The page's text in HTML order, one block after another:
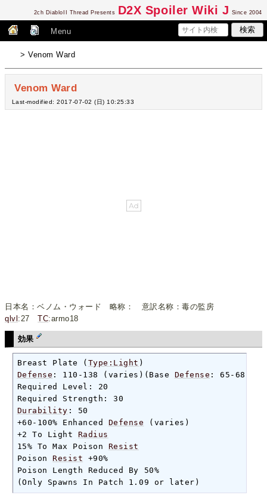
2ch DiabloII Thread Presents D2X Spoiler Wiki J Since 2004
Menu
> Venom Ward
Venom Ward
Last-modified: 2017-07-02 (日) 10:25:33
日本名：ベノム・ウォード 略称： 意訳名称：毒の監房
qlvl :27TC:armo18
効果
Breast Plate ( Type:Light
Defense : 110-138 (varies)(Base Defense : 65-68)
Required Level: 20
Durability : 50
+60-100% Enhanced Defense
(varies)
+2 To Light Radius
15% To Max Poison Resist
Poison Resist +90%
Poison Length Reduced By 50%
(Only Spawns In Patch 1.09 or later)